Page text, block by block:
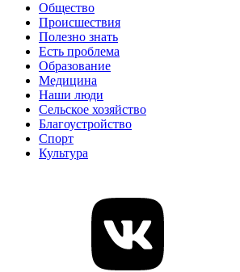
Общество
Происшествия
Полезно знать
Есть проблема
Образование
Медицина
Наши люди
Сельское хозяйство
Благоустройство
Спорт
Культура